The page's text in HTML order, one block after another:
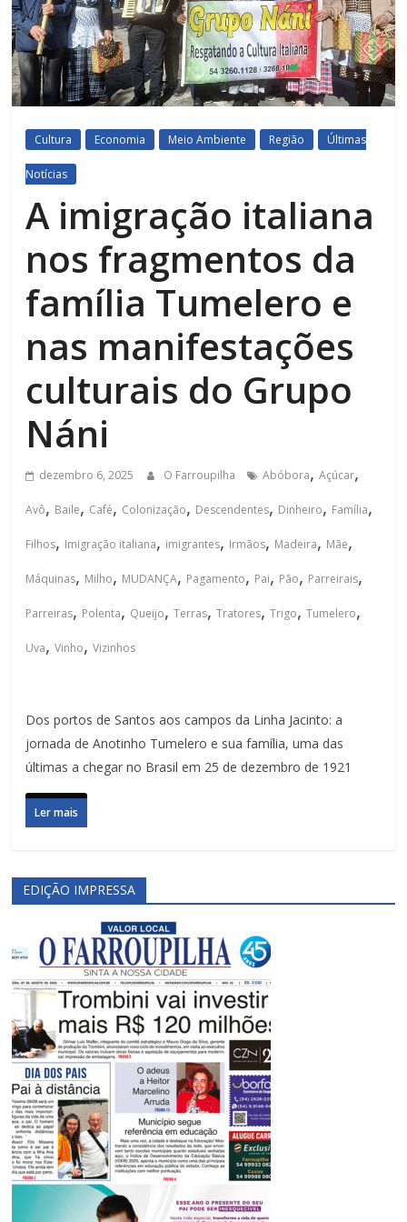
Cultura Economia Meio Ambiente Região Últimas
Notícias
A imigração italiana
nos fragmentos da
família Tumelero e
nas manifestações
culturais do Grupo
Náni
dezembro 6, 2025 O Farroupilha Abóbora,Açúcar,
Avô, Baile, Café, Colonização, Descendentes, Dinheiro, Família,
Filhos, Imigração italiana, imigrantes, Irmãos, Madeira, Mãe,
Máquinas, Milho, MUDANÇA, Pagamento, Pai, Pão, Parreirais,
Parreiras, Polenta, Queijo,Terras,Tratores,Trigo,Tumelero,
Uva,Vinho,Vizinhos
Dos portos de Santos aos campos da Linha Jacinto: a
jornada de Anotinho Tumelero e sua família, uma das
últimas a chegar no Brasil em 25 de dezembro de 1921
Ler mais
EDIÇÃO IMPRESSA